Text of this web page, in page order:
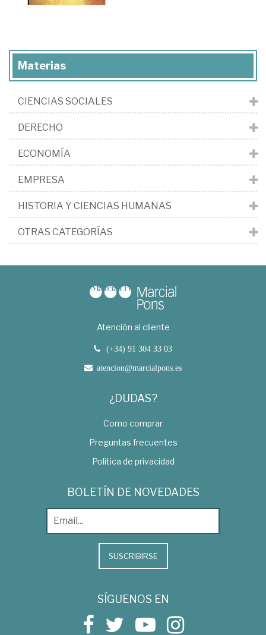
Materias
CIENCIAS SOCIALES
DERECHO
ECONOMÍA
EMPRESA
HISTORIA Y CIENCIAS HUMANAS
OTRAS CATEGORÍAS
Atención al cliente
(+34) 91 304 33 03
atencion@marcialpons.es
¿DUDAS?
Como comprar
Preguntas frecuentes
Política de privacidad
BOLETÍN DE NOVEDADES
SUSCRIBIRSE
SÍGUENOS EN